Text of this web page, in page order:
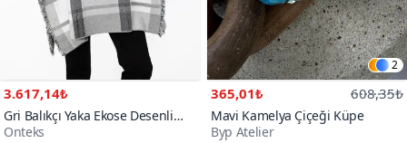
3.617,14₺
Gri Balıkçı Yaka Ekose Desenli
Panço
Onteks
2
365,01₺ 608,35₺
Mavi Kamelya Çiçeği Küpe
Byp Atelier